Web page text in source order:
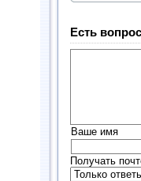
Есть
Ваше имя
Получать